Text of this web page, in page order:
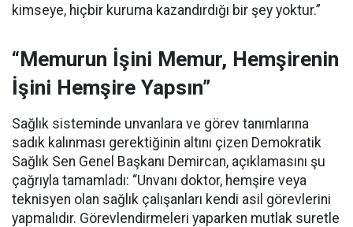
kimseye, hiçbir kuruma kazandırdığı bir şey yoktur.”
“Memurun İşini Memur, Hemşirenin
İşini Hemşire Yapsın”
Sağlık sisteminde unvanlara ve görev tanımlarına
sadık kalınması gerektiğinin altını çizen Demokratik
Sağlık Sen Genel Başkanı Demircan, açıklamasını şu
çağrıyla tamamladı: “Unvanı doktor, hemşire veya
teknisyen olan sağlık çalışanları kendi asil görevlerini
yapmalıdır. Görevlendirmeleri yaparken mutlak suretle